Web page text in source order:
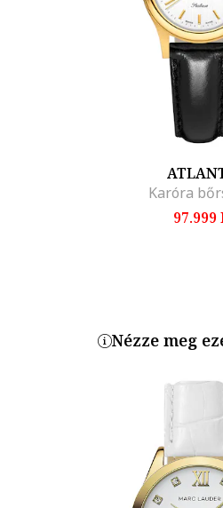
Karóra
97.999
Nézze meg